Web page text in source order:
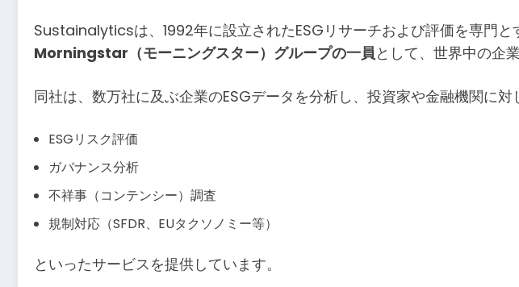
Sustainalyticsは、1992年に設立されたESGリサーチおよび評価を専門
Morningstar（モーニングスター）グループの一員として、世界中の企
同社は、数万社に及ぶ企業のESGデータを分析し、投資家や金融機関に対
ESGリスク評価
ガバナンス分析
不祥事（コンテンシー）調査
規制対応（SFDR、EUタクソノミー等）
といったサービスを提供しています。